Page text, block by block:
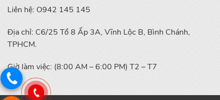
Liên hệ: O942 145 145
Địa chỉ: C6/25 Tổ 8 Ấp 3A, Vĩnh Lộc B, Bình Chánh,
TPHCM.
Giờ làm việc: (8:00 AM – 6:00 PM) T2 – T7